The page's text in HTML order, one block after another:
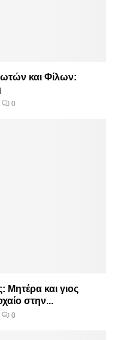
και Φίλων:
0
Μητέρα και γιος
στην...
0